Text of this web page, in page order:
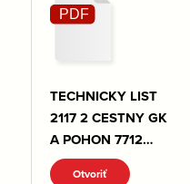
TECHNICKY LIST
2117 2 CESTNY GK
A POHON 7712
3X.pdf
Otvoriť